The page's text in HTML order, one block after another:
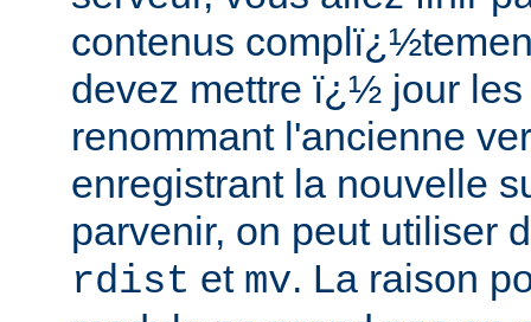
contenus
devez mettre ï¿½ jour
renommant l'ancienne
enregistrant la nouvelle
parvenir, on peut utiliser
rdist et mv. La raison